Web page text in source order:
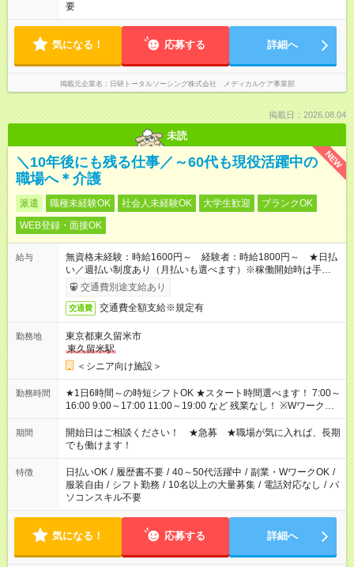
要
気になる！ 応募する 詳細へ
掲載元企業名 日研トータルソーシング株式会社 メディカルケア事業部
掲載日：2026.08.04
未読
NEW
＼10年後にも残る仕事／～60代も現役活躍中の
職場へ＊介護
派遣 職種未経験OK 社会人未経験OK 大学生歓迎
ブランクOK
WEB登録・面接OK
給与
無資格未経験：時給1600円～ 経験者：時給1800円～ ★日払
い／週払い制度あり（月払いも選べます）※稼働開始時は手続き
完了次第のお支払いとなります。
交通費別途支給あり
交通費 交通費全額支給※規定有
勤務地
東京都東久留米市
東久留米駅
＜シニア向け施設＞
勤務時間
★1日6時間～の時短シフトOK ★スタート時間選べます！ 7:00～
16:00 9:00～17:00 11:00～19:00 など 残業なし！ ※Wワークの
場合、他のお仕事と合わせ週40時間超の就業はご案内できませ
ん ※法令に基づき、週20時間以上勤務は社会保険への加入対象
となります ※労働者派遣法（日雇い派遣の原則禁止）により、
短時間・短期間の就業はご案内が難しい場合があります
期間
開始日はご相談ください！ ★急募 ★職場が気に入れば、長期
でも働けます！
特徴 日払いOK / 履歴書不要 / 40～50代活躍中 / 副業・WワークOK /
服装自由 / シフト勤務 / 10名以上の大量募集 / 電話対応なし / パ
ソコンスキル不要
気になる！ 応募する 詳細へ